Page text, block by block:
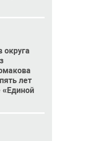
округа
лет